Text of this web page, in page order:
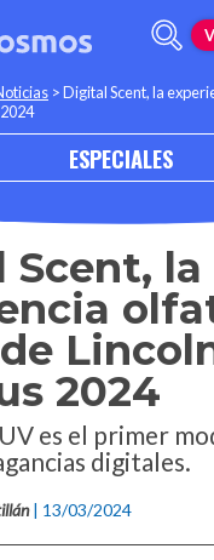
>Digital Scent, la
ESPECIALES
la
2024
es el primer
digitales.
| 13/03/2024